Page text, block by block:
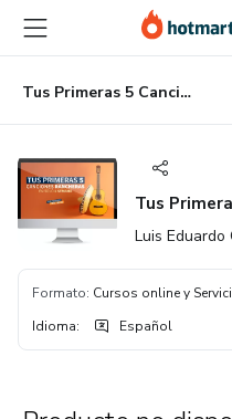
principal
página
de
página
Tus Primeras 5 Canciones Rancheras
Tus
Luis
Formato: Cursos online y
Idioma: Español